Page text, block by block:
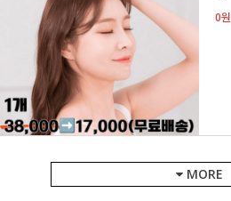
0원
MORE